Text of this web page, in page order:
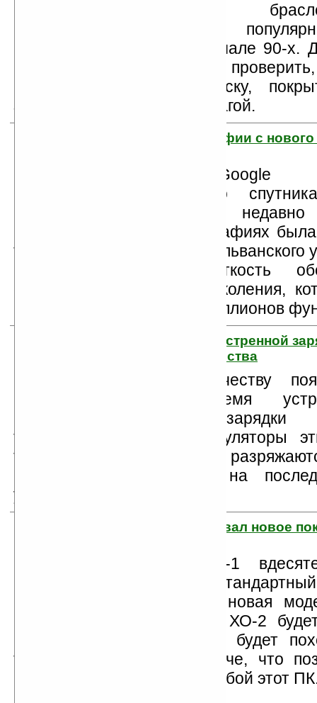
Подобные
пользовались
подростков в начале 90-х.
Chocolate Agency решили
если алюминиевую полоску,
заменить электронной бумагой.
8. Первые фотографии с нового
Компания Google
фотографии со
который совсем
работу. На первых фотографиях
территория кампуса Пенсильванского
Небывалая доселе чёткость
оборудованием нового поколения,
Google порядка трёхсот миллионов
9. Новый способ экстренной
мобильного устройства
Судя по количеству
последнее время
экстренной зарядки
телефонов и КПК, аккумуляторы
только то и делают, что
важного разговора или на
увлекательной игры.
10. OLPC анонсировал новое
Потребляет ХО-1
энергии, чем
ожидается, что новая
аппетит вообще до 1 Вт. ХО-2
меньше первой модели и будет
также станет намного легче, что
чаще и больше таскать с собой этот